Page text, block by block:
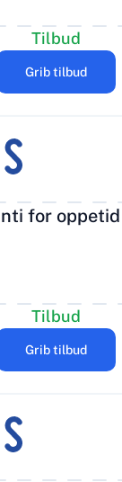
Tilbud
Grib tilbud
for oppetid
Tilbud
Grib tilbud